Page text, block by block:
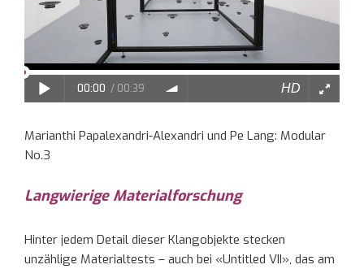
Marianthi Papalexandri-Alexandri und Pe Lang: Modular
No.3
Langwierige Materialforschung
Hinter jedem Detail dieser Klangobjekte stecken
unzählige Materialtests – auch bei «Untitled VII», das am